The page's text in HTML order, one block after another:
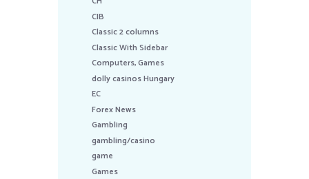
CIB
Classic 2 columns
Classic With Sidebar
Computers, Games
dolly casinos Hungary
EC
Forex News
Gambling
gambling/casino
game
Games